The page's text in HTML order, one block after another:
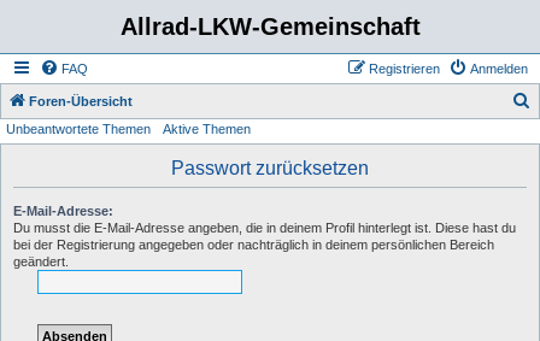
Allrad-LKW-Gemeinschaft
FAQ Anmelden
Registrieren
Foren-Übersicht
Unbeantwortete Themen Aktive Themen
Passwort zurücksetzen
E-Mail-Adresse:
Du musst die E-Mail-Adresse angeben, die in deinem Profil hinterlegt ist. Diese hast du
bei der Registrierung angegeben oder nachträglich in deinem persönlichen Bereich
geändert.